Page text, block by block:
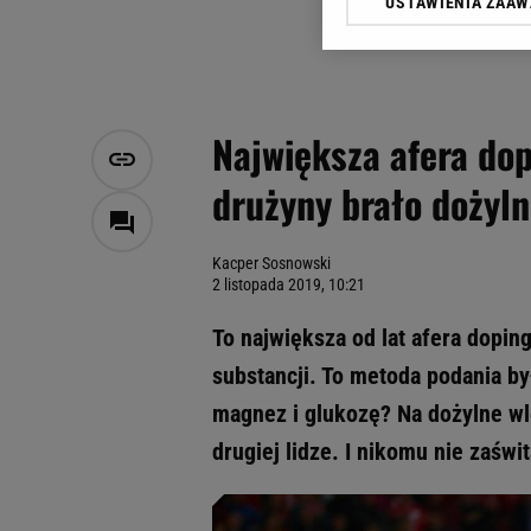
Największa afera
drużyny brało
Kacper Sosnowski
2 listopada 2019, 10:21
To największa od lat afera
substancji. To metoda podania
magnez i glukozę? Na dożylne
drugiej lidze. I nikomu nie
Klikając „Akceptuję”
Zaufanych Partnerów i
My, nasi Zaufani
Użycie dokładnych
Przechowywanie